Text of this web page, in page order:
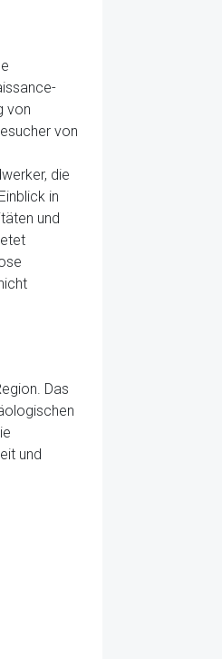
von
von
die
in
und
Das
und